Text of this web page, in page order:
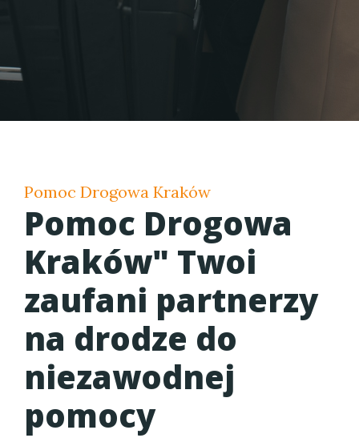
Pomoc Drogowa Kraków
Pomoc Drogowa
Kraków" Twoi
zaufani partnerzy
na drodze do
niezawodnej
pomocy